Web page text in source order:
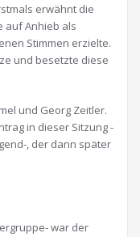
erwähnt die
auf Anhieb als
Stimmen erzielte.
und besetzte diese
und Georg Zeitler.
in dieser Sitzung -
, der dann später
war der